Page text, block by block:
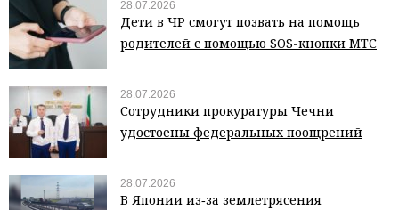
28.07.2026
Дети в ЧР смогут позвать на помощь
родителей с помощью SOS-кнопки МТС
28.07.2026
Сотрудники прокуратуры Чечни
удостоены федеральных поощрений
28.07.2026
В Японии из‑за землетрясения